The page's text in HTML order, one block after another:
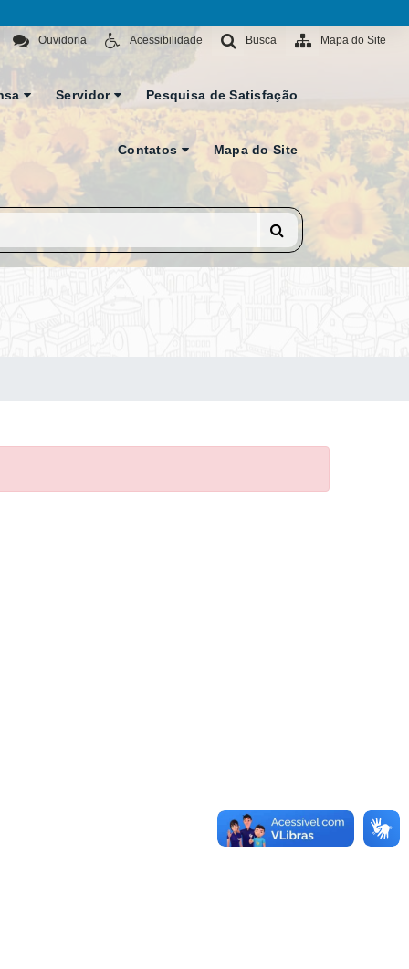
Mapa do Site
Busca
Acessibilidade
Ouvidoria
Servidor Pesquisa de Satisfação
Contatos Mapa do Site